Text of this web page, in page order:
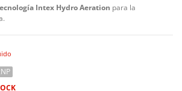
Intex Hydro Aeration para la